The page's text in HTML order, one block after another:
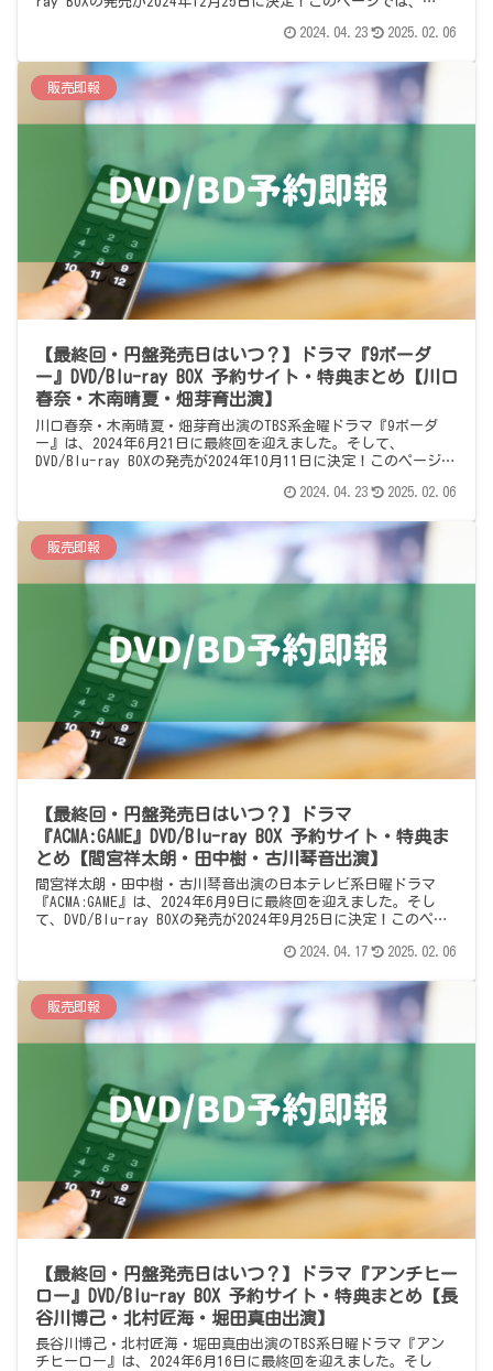
2024.04.23
2025.02.06
販売即報
【最終回・円盤発売日はいつ？】ドラマ『9ボーダ
ー』DVD/Blu-ray BOX 予約サイト・特典まとめ【川口
春奈・木南晴夏・畑芽育出演】
川口春奈・木南晴夏・畑芽育出演のTBS系金曜ドラマ『9ボーダ
ー』は、2024年6月21日に最終回を迎えました。そして、
DVD/Blu-ray BOXの発売が2024年10月11日に決定！このページで
2024.04.23
2025.02.06
販売即報
【最終回・円盤発売日はいつ？】ドラマ
『ACMA:GAME』DVD/Blu-ray BOX 予約サイト・特典ま
とめ【間宮祥太朗・田中樹・古川琴音出演】
間宮祥太朗・田中樹・古川琴音出演の日本テレビ系日曜ドラマ
『ACMA:GAME』は、2024年6月9日に最終回を迎えました。そし
て、DVD/Blu-ray BOXの発売が2024年9月25日に決定！このペー
2024.04.17
2025.02.06
販売即報
【最終回・円盤発売日はいつ？】ドラマ『アンチヒー
ロー』DVD/Blu-ray BOX 予約サイト・特典まとめ【長
谷川博己・北村匠海・堀田真由出演】
長谷川博己・北村匠海・堀田真由出演のTBS系日曜ドラマ『アン
チヒーロー』は、2024年6月16日に最終回を迎えました。そし